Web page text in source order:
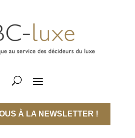
À LA NEWSLETTER !